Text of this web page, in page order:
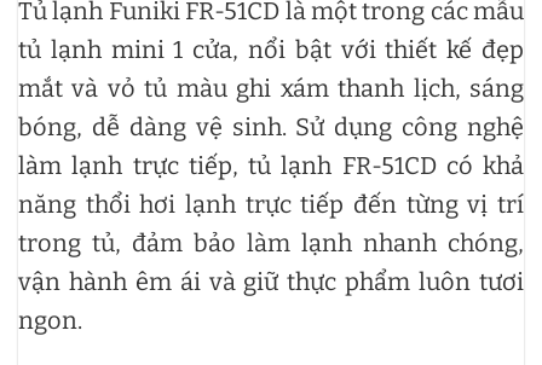
Tủ lạnh Funiki FR-51CD là một trong các mẫu
tủ lạnh mini 1 cửa, nổi bật với thiết kế đẹp
mắt và vỏ tủ màu ghi xám thanh lịch, sáng
bóng, dễ dàng vệ sinh. Sử dụng công nghệ
làm lạnh trực tiếp, tủ lạnh FR-51CD có khả
năng thổi hơi lạnh trực tiếp đến từng vị trí
trong tủ, đảm bảo làm lạnh nhanh chóng,
vận hành êm ái và giữ thực phẩm luôn tươi
ngon.